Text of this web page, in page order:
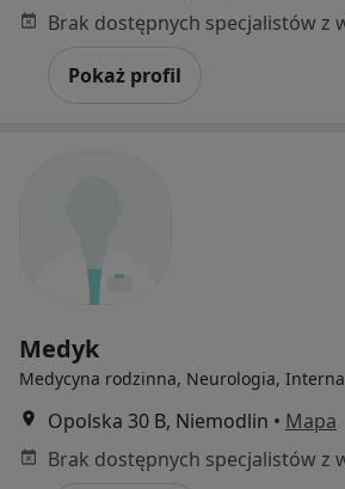
Pokaż profil
Medyk
Medycyna rodzinna, Neurologia, Interna
Opolska 30 B, Niemodlin • Mapa